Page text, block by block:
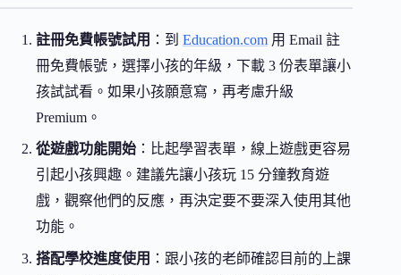
註冊免費帳號試用 ：到 Education.com 用 Email 註
冊免費帳號，選擇小孩的年級，下載 3 份表單讓小
孩試試看。如果小孩願意寫，再考慮升級
Premium。
從遊戲功能開始 ：比起學習表單，線上遊戲更容易
引起小孩興趣。建議先讓小孩玩 15 分鐘教育遊
戲，觀察他們的反應，再決定要不要深入使用其他
功能。
搭配學校進度使用 ：跟小孩的老師確認目前的上課